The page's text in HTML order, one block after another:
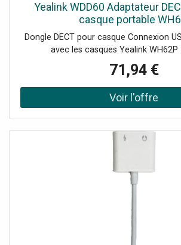
Yealink WDD60 Adaptateur
casque portable
Dongle DECT pour casque Connexion
avec les casques Yealink WH62P
71,94 €